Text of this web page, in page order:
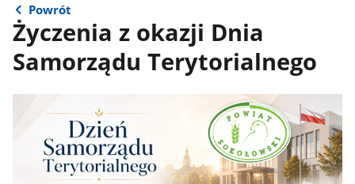
Powrót
Życzenia z okazji Dnia
Samorządu Terytorialnego